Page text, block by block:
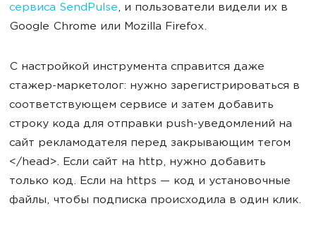
сервиса SendPulse, и пользователи видели их в
Google Chrome или Mozilla Firefox.
С настройкой инструмента справится даже
стажер-маркетолог: нужно зарегистрироваться в
соответствующем сервисе и затем добавить
строку кода для отправки push-уведомлений на
сайт рекламодателя перед закрывающим тегом
</head>. Если сайт на http, нужно добавить
только код. Если на https — код и установочные
файлы, чтобы подписка происходила в один клик.